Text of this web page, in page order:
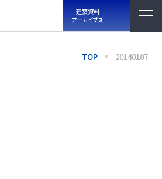
建築資料
アーカイブス
TOP 20140107